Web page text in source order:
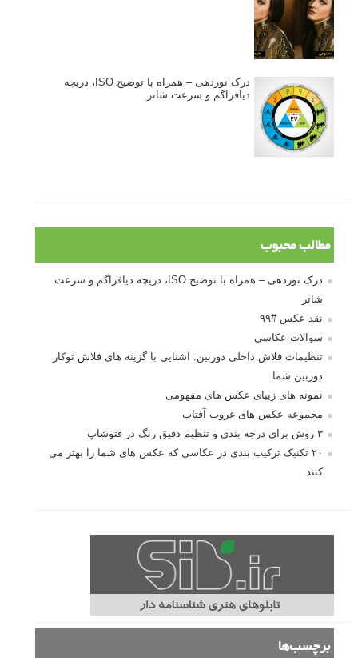
درک نوردهی – همراه با توضیح ISO، دریچه
دیافراگم و سرعت شاتر
مطالب محبوب
درک نوردهی – همراه با توضیح ISO، دریچه دیافراگم و سرعت
شاتر
نقد عکس #۹۹
سوالات عکاسی
تنظیمات فلاش داخلی دوربین: آشنایی با گزینه های فلاش توکار
دوربین شما
نمونه های زیبای عکس های مفهومی
مجموعه عکس های غروب آفتاب
۳ روش برای درجه بندی و تنظیم دقیق رنگ در فتوشاپ
۲۰ تکنیک ترکیب بندی در عکاسی که عکس های شما را بهتر می
کنند
برچسب‌ها